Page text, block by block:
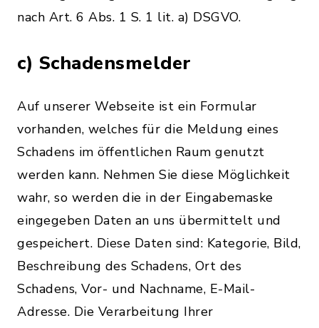
nach Art. 6 Abs. 1 S. 1 lit. a) DSGVO.
c) Schadensmelder
Auf unserer Webseite ist ein Formular
vorhanden, welches für die Meldung eines
Schadens im öffentlichen Raum genutzt
werden kann. Nehmen Sie diese Möglichkeit
wahr, so werden die in der Eingabemaske
eingegeben Daten an uns übermittelt und
gespeichert. Diese Daten sind: Kategorie, Bild,
Beschreibung des Schadens, Ort des
Schadens, Vor- und Nachname, E-Mail-
Adresse. Die Verarbeitung Ihrer